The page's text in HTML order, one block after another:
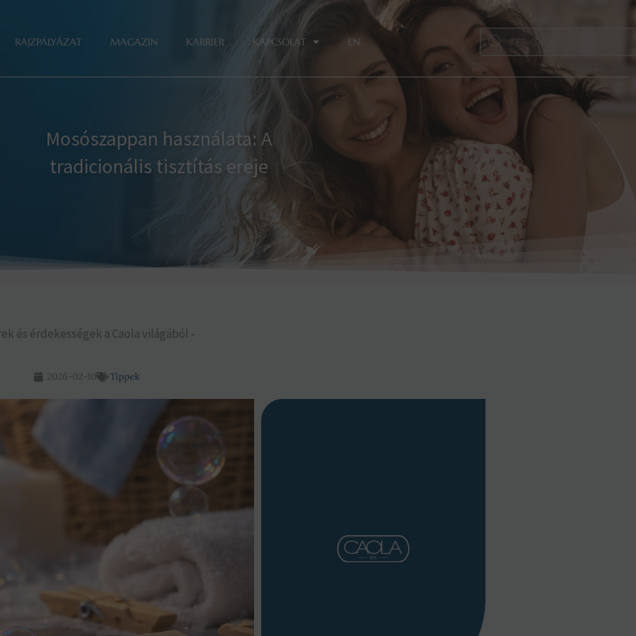
RAJZPÁLYÁZAT MAGAZIN KARRIER KAPCSOLAT EN
Products
search
Mosószappan használata: A
tradicionális tisztítás ereje
és érdekességek a Caola világából -
2026-02-10 Tippek